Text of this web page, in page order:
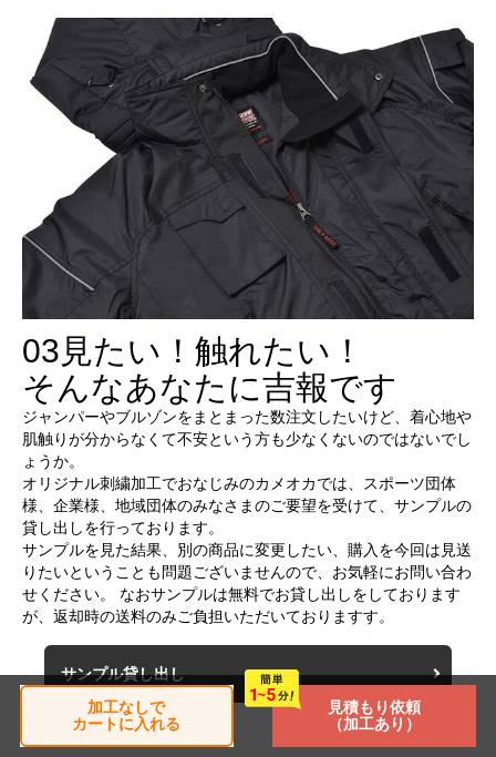
03 見たい！触れたい！
そんなあなたに吉報です
ジャンパーやブルゾンをまとまった数注文したいけど、着心地や
肌触りが分からなくて不安という方も少なくないのではないでし
ょうか。
オリジナル刺繍加工でおなじみのカメオカでは、スポーツ団体
様、企業様、地域団体のみなさまのご要望を受けて、サンプルの
貸し出しを行っております。
サンプルを見た結果、別の商品に変更したい、購入を今回は見送
りたいということも問題ございませんので、お気軽にお問い合わ
せください。 なおサンプルは無料でお貸し出しをしております
が、返却時の送料のみご負担いただいておりますす。
サンプル貸し出し
加工なしで
カートに入れる
見積もり依頼
（加工あり）